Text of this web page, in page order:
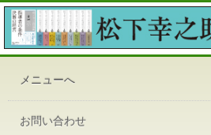
メニューへ
お問い合わせ